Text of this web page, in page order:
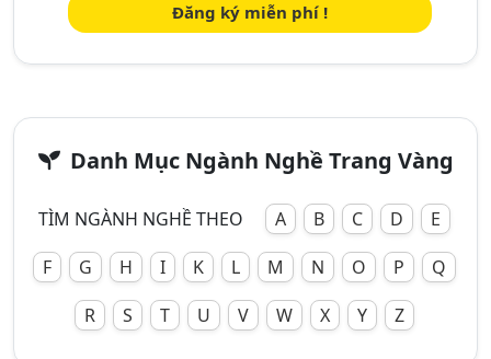
Đăng ký miễn phí !
Danh Mục Ngành Nghề Trang Vàng
TÌM NGÀNH NGHỀ THEO A B C D
E
F
G H I K L M N O P
Q
R
S T U V W X Y Z